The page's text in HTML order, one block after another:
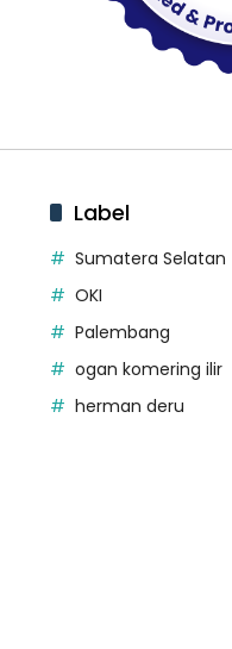
Label
Sumatera Selatan
OKI
Palembang
ogan komering ilir
herman deru